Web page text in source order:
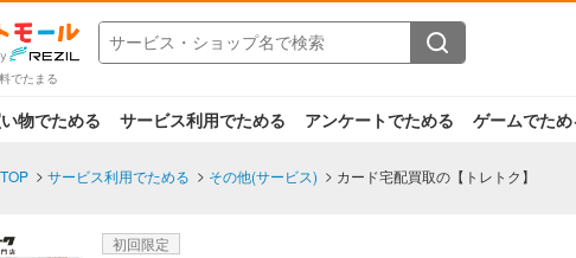
でたまる
物でためる サービス利用でためる アンケートでためる ゲームでため
サービス利用でためる その他(サービス) カード宅配買取の【トレトク】
初回限定